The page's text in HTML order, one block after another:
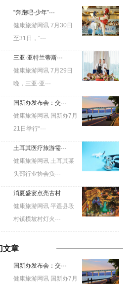
“奔跑吧·少年”···
健康旅游网讯 7月30日
至31日，“···
三亚·亚特兰蒂斯···
健康旅游网讯 7月29日
晚，三亚·亚···
国新办发布会：交···
健康旅游网讯 国新办7月
21日举行“···
土耳其医疗旅游需···
健康旅游网讯 土耳其某
头部行业协会负···
消夏盛宴点亮古村
健康旅游网讯 平遥县段
村镇横坡村灯火···
文章
国新办发布会：交···
健康旅游网讯 国新办7月